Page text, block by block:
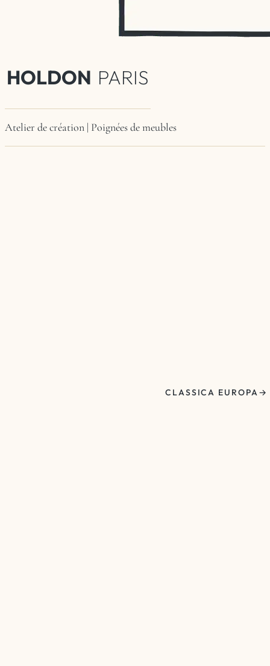
HOLDON PARIS
Atelier de création | Poignées de meubles
CLASSICA EUROPA